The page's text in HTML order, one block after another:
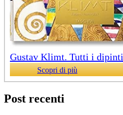
Gustav Klimt. Tutti i dipinti
Scopri di più
Post recenti